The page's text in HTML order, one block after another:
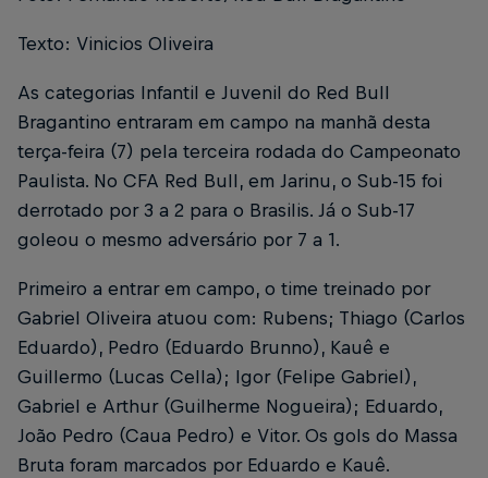
Texto: Vinicios Oliveira
As categorias Infantil e Juvenil do Red Bull
Bragantino entraram em campo na manhã desta
terça-feira (7) pela terceira rodada do Campeonato
Paulista. No CFA Red Bull, em Jarinu, o Sub-15 foi
derrotado por 3 a 2 para o Brasilis. Já o Sub-17
goleou o mesmo adversário por 7 a 1.
Primeiro a entrar em campo, o time treinado por
Gabriel Oliveira atuou com: Rubens; Thiago (Carlos
Eduardo), Pedro (Eduardo Brunno), Kauê e
Guillermo (Lucas Cella); Igor (Felipe Gabriel),
Gabriel e Arthur (Guilherme Nogueira); Eduardo,
João Pedro (Caua Pedro) e Vitor. Os gols do Massa
Bruta foram marcados por Eduardo e Kauê.